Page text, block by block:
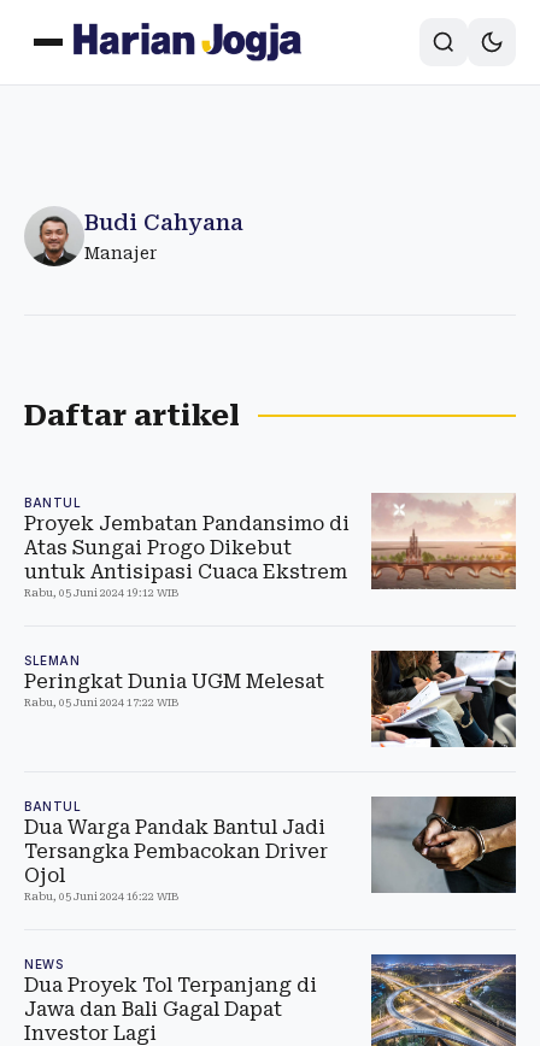
Budi Cahyana
Manajer
Daftar artikel
BANTUL
Proyek Jembatan Pandansimo di
Atas Sungai Progo Dikebut
untuk Antisipasi Cuaca Ekstrem
Rabu, 05 Juni 2024 19:12 WIB
SLEMAN
Peringkat Dunia UGM Melesat
Rabu, 05 Juni 2024 17:22 WIB
BANTUL
Dua Warga Pandak Bantul Jadi
Tersangka Pembacokan Driver
Ojol
Rabu, 05 Juni 2024 16:22 WIB
NEWS
Dua Proyek Tol Terpanjang di
Jawa dan Bali Gagal Dapat
Investor Lagi